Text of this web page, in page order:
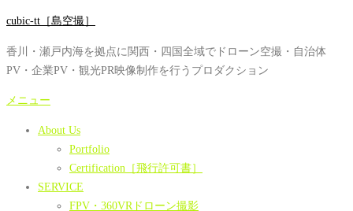
コ
テ
ン
ツ
cubic-tt［島空撮］
香川・瀬戸内海を拠点に関西・四国全域でドローン空撮・自治体
PV・企業PV・観光PR映像制作を行うプロダクション
メニュー
About Us
Portfolio
Certification［飛行許可書］
SERVICE
FPV・360VRドローン撮影